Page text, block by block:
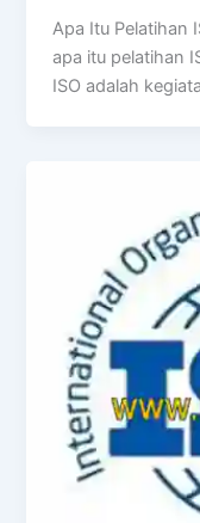
Apa Itu Pelatihan
apa itu pelatihan
ISO adalah